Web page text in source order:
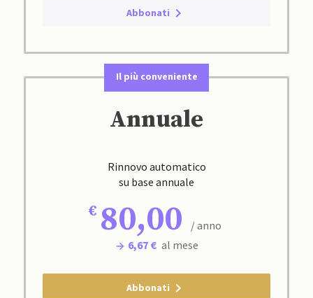
Abbonati
Il più conveniente
Annuale
Rinnovo automatico
su base annuale
80,00
/ anno
6,67 € al mese
Abbonati